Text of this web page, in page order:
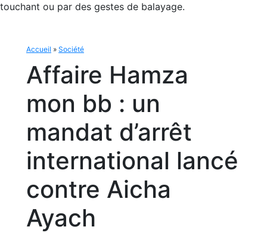
touchant ou par des gestes de balayage.
Accueil » Société
Affaire Hamza
mon bb : un
mandat d’arrêt
international lancé
contre Aicha
Ayach